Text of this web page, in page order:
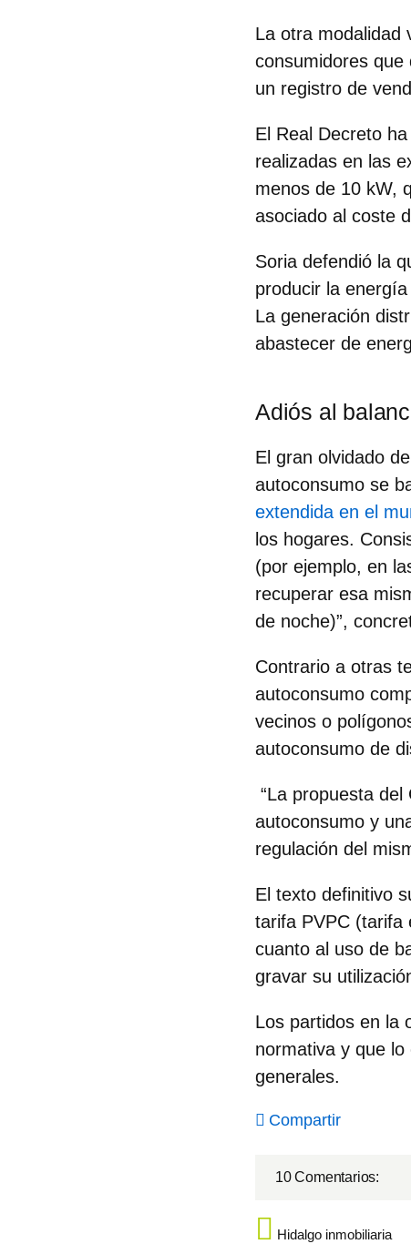
La otra modalidad
consumidores
un registro de
El Real Decreto
realizadas en las
menos de 10 kW,
asociado al coste
Soria defendió la
producir la
La generación
abastecer de
Adiós al
El gran olvidado
autoconsumo se
extendida en el
los hogares.
(por ejemplo, en
recuperar esa
de noche)”,
Contrario a otras
autoconsumo
vecinos o
autoconsumo de
“La propuesta
autoconsumo y
regulación del
El texto definitivo
tarifa PVPC (tarifa
cuanto al uso de
gravar su
Los partidos en la
normativa y que
generales.
Compartir
10 Comentarios:
Hidalgo inmobiliaria